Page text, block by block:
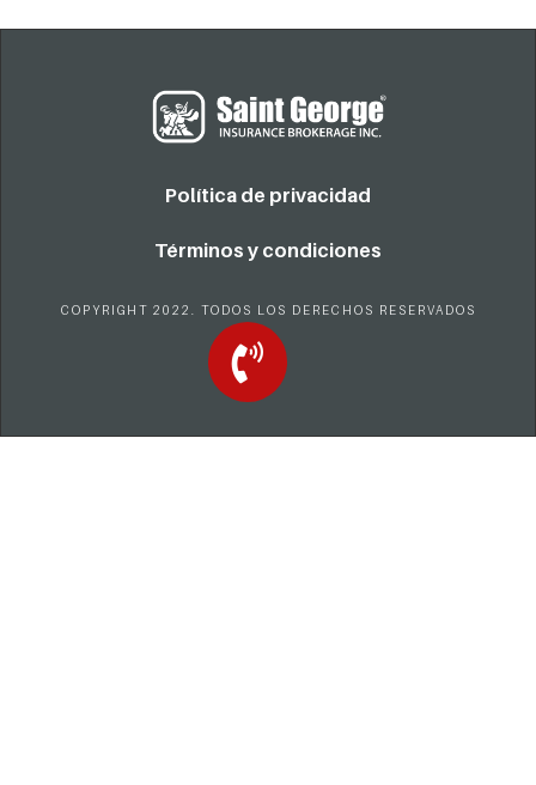
Política de privacidad
Términos y condiciones
COPYRIGHT 2022. TODOS LOS DERECHOS RESERVADOS